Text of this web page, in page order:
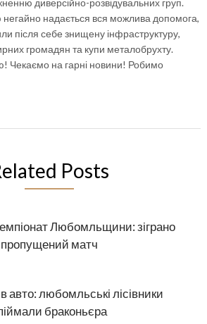
диверсійно-розвідувальних груп.
надається вся можлива допомога,
після себе знищену інфраструктуру,
громадян та купи металобрухту.
Чекаємо на гарні новини! Робимо
Posts
Любомльщини: зіграно
пропущений матч
авто: любомльські лісівники
браконьєра